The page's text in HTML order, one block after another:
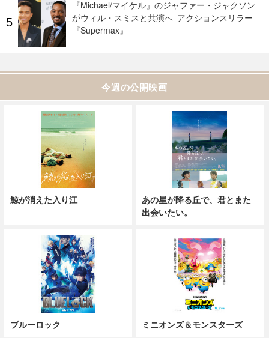
『Michael/マイケル』のジャファー・ジャクソン
がウィル・スミスと共演へ アクションスリラー
『Supermax』
今週の公開映画
鯨が消えた入り江
あの星が降る丘で、君とまた
出会いたい。
ブルーロック ミニオンズ＆モンスターズ